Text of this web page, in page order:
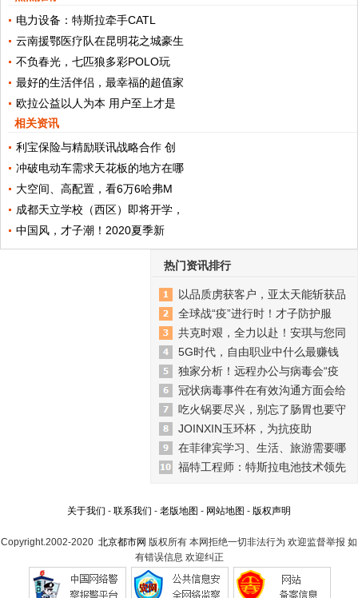
电力设备：特斯拉牵手CATL
云南援鄂医疗队在昆明花之城豪生
不负春光，七匹狼多彩POLO玩
最好的生活伴侣，最幸福的超值家
欧拉公益以人为本 用户至上才是
相关资讯
利宝保险与精励联讯战略合作 创
冲破电动车需求天花板的地方在哪
大空间、高配置，看6万6哈弗M
成都天立学校（西区）即将开学，
中国风，才子潮！2020夏季新
热门资讯排行
以品质虏获客户，亚太天能斩获品
全球战“疫”进行时！才子防护服
共克时艰，全力以赴！安琪与您同
5G时代，自由职业中什么最赚钱
独家分析！远程办公与病毒会“疫
冠状病毒事件在有效沟通方面会给
吃火锅要尽兴，别忘了肠胃也要守
JOINXIN玉环杯，为抗疫助
在菲律宾学习、生活、旅游需要哪
福特工程师：特斯拉电池技术领先
关于我们 - 联系我们 - 老版地图 - 网站地图 - 版权声明
Copyright.2002-2020 北京都市网 版权所有 本网拒绝一切非法行为 欢迎监督举报 如
有错误信息 欢迎纠正